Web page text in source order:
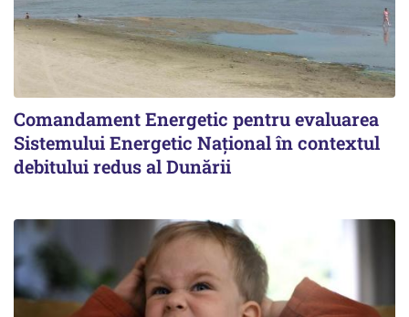
Comandament Energetic pentru evaluarea
Sistemului Energetic Naţional în contextul
debitului redus al Dunării